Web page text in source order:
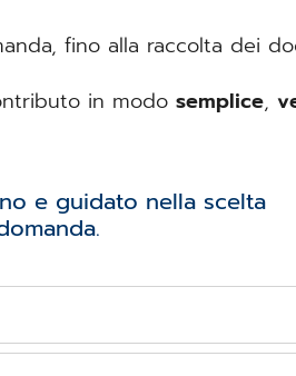
fino alla raccolta dei
in modo semplice,
e guidato nella scelta